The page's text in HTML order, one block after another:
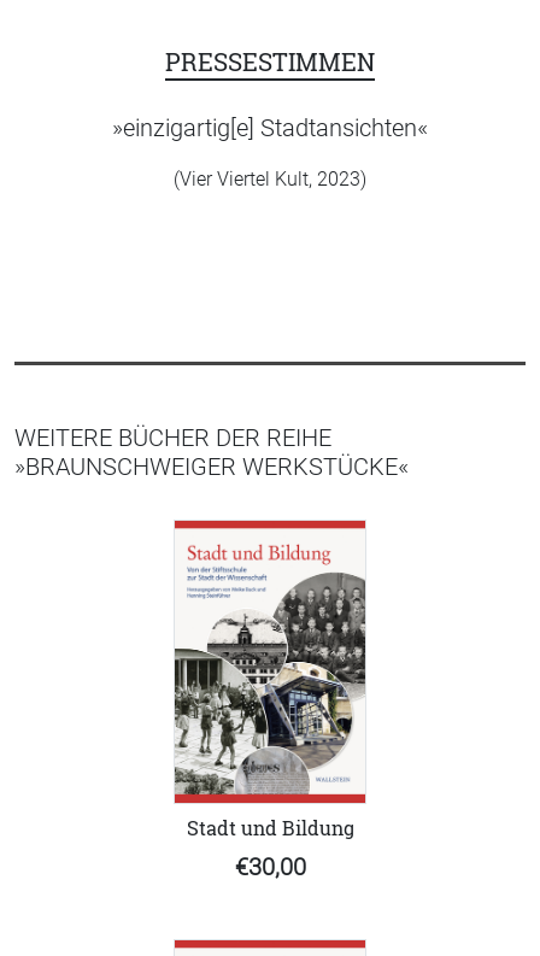
PRESSESTIMMEN
»einzigartig[e] Stadtansichten«
(Vier Viertel Kult, 2023)
WEITERE BÜCHER DER REIHE
»BRAUNSCHWEIGER WERKSTÜCKE«
Stadt und Bildung
€30,00